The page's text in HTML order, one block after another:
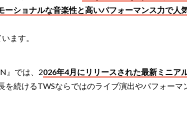
ショナルな音楽性と高いパフォーマンス力で人
ます。
』では、2026年4月にリリースされた最新ミニア
を続けるTWSならではのライブ演出やパフォーマ